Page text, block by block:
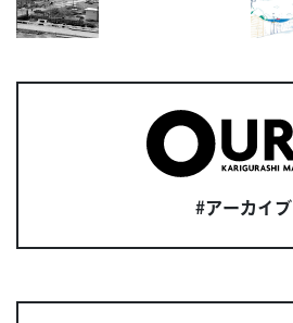
#アーカイブ